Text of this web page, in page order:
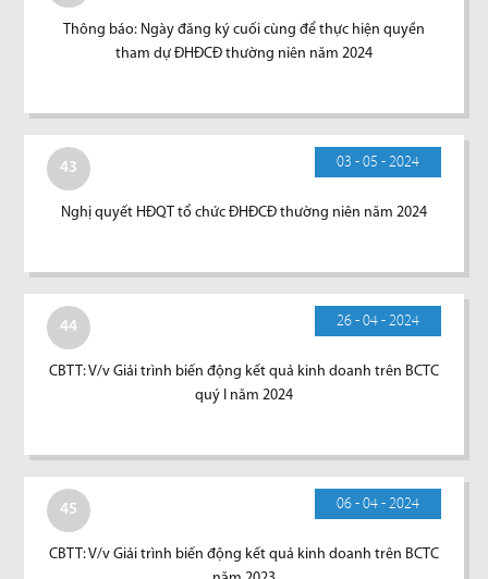
Thông báo: Ngày đăng ký cuối cùng để thực hiện quyền
tham dự ĐHĐCĐ thường niên năm 2024
43 03 - 05 - 2024
Nghị quyết HĐQT tổ chức ĐHĐCĐ thường niên năm 2024
44 26 - 04 - 2024
CBTT: V/v Giải trình biến động kết quả kinh doanh trên BCTC
quý I năm 2024
45 06 - 04 - 2024
CBTT: V/v Giải trình biến động kết quả kinh doanh trên BCTC